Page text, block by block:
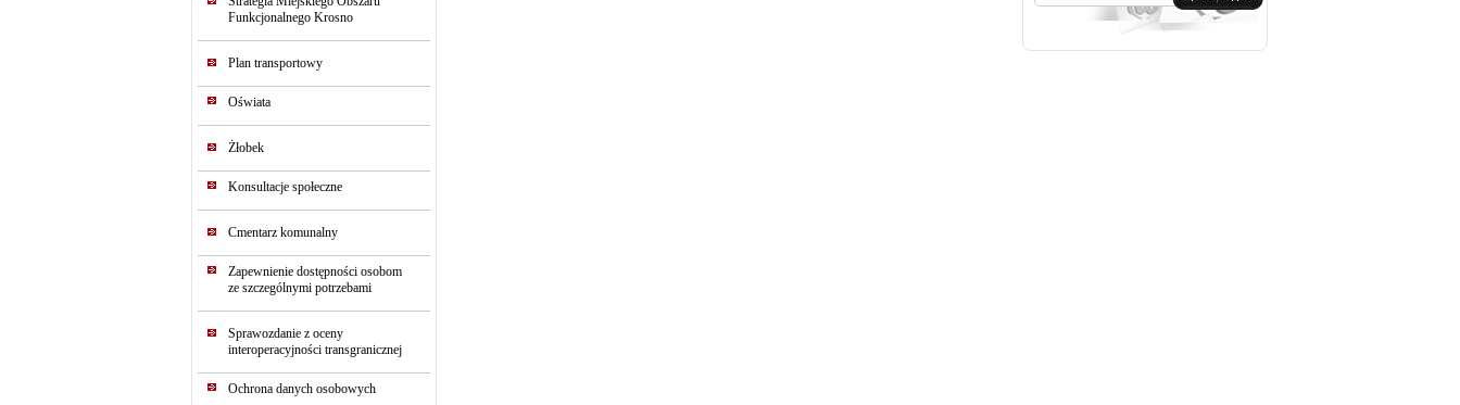
Funkcjonalnego Krosno
Plan transportowy
Oświata
Żłobek
Konsultacje społeczne
Cmentarz komunalny
Zapewnienie dostępności osobom
ze szczególnymi potrzebami
Sprawozdanie z oceny
interoperacyjności transgranicznej
Ochrona danych osobowych